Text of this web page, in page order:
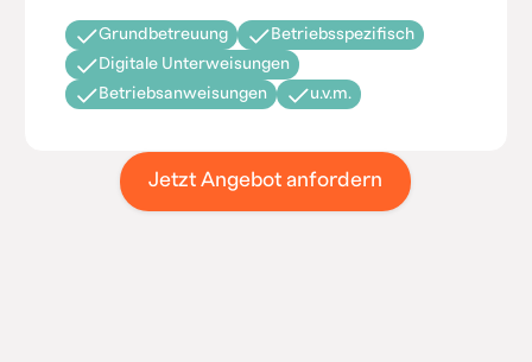
Grundbetreuung
Betriebsspezifisch
Digitale Unterweisungen
Betriebsanweisungen
u.v.m.
Jetzt Angebot anfordern